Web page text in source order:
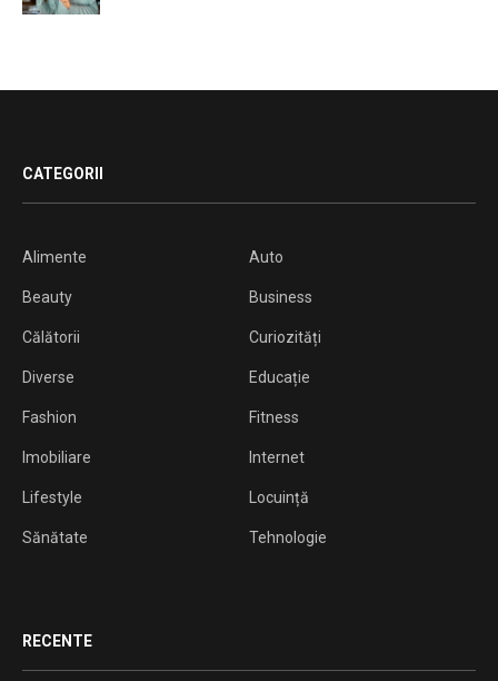
CATEGORII
Alimente Auto
Beauty Business
Călătorii Curiozități
Diverse Educație
Fashion Fitness
Imobiliare Internet
Lifestyle Locuință
Sănătate Tehnologie
RECENTE